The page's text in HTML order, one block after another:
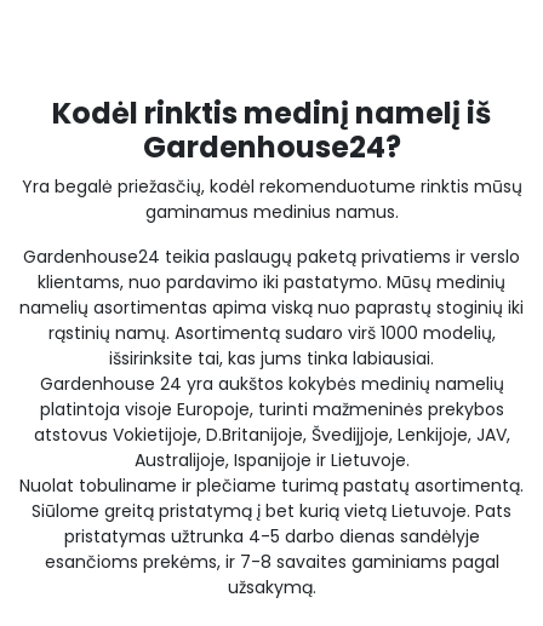
Kodėl rinktis medinį namelį iš
Gardenhouse24?
Yra begalė priežasčių, kodėl rekomenduotume rinktis mūsų
gaminamus medinius namus.
Gardenhouse24 teikia paslaugų paketą privatiems ir verslo
klientams, nuo pardavimo iki pastatymo. Mūsų medinių
namelių asortimentas apima viską nuo paprastų stoginių iki
rąstinių namų. Asortimentą sudaro virš 1000 modelių,
išsirinksite tai, kas jums tinka labiausiai.
Gardenhouse 24 yra aukštos kokybės medinių namelių
platintoja visoje Europoje, turinti mažmeninės prekybos
atstovus Vokietijoje, D.Britanijoje, Švedijjoje, Lenkijoje, JAV,
Australijoje, Ispanijoje ir Lietuvoje.
Nuolat tobuliname ir plečiame turimą pastatų asortimentą.
Siūlome greitą pristatymą į bet kurią vietą Lietuvoje. Pats
pristatymas užtrunka 4-5 darbo dienas sandėlyje
esančioms prekėms, ir 7-8 savaites gaminiams pagal
užsakymą.